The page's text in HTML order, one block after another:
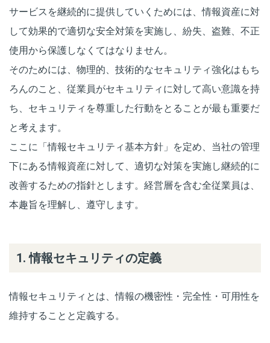
サービスを継続的に提供していくためには、情報資産に対
して効果的で適切な安全対策を実施し、紛失、盗難、不正
使用から保護しなくてはなりません。
そのためには、物理的、技術的なセキュリティ強化はもち
ろんのこと、従業員がセキュリティに対して高い意識を持
ち、セキュリティを尊重した行動をとることが最も重要だ
と考えます。
ここに「情報セキュリティ基本方針」を定め、当社の管理
下にある情報資産に対して、適切な対策を実施し継続的に
改善するための指針とします。経営層を含む全従業員は、
本趣旨を理解し、遵守します。
1. 情報セキュリティの定義
情報セキュリティとは、情報の機密性・完全性・可用性を
維持することと定義する。